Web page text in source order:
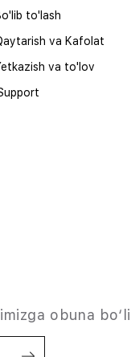
to'lash
va Kafolat
va to'lov
obuna